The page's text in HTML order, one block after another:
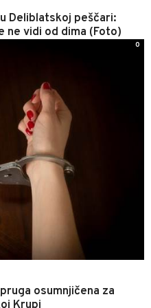
Deliblatskoj peščari:
ne vidi od dima (Foto)
osumnjičena za
0